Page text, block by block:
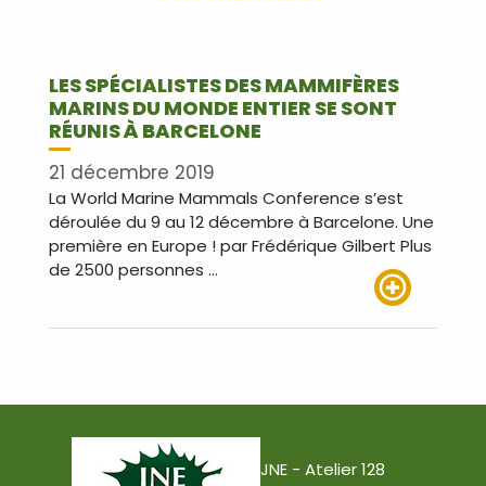
LES SPÉCIALISTES DES MAMMIFÈRES
MARINS DU MONDE ENTIER SE SONT
RÉUNIS À BARCELONE
21 décembre 2019
La World Marine Mammals Conference s’est
déroulée du 9 au 12 décembre à Barcelone. Une
première en Europe ! par Frédérique Gilbert Plus
de 2500 personnes …
JNE - Atelier 128